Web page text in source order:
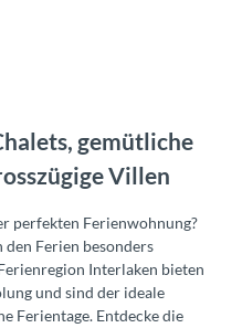
gemütliche
Villen
perfekten Ferienwohnung?
Ferien besonders
Interlaken bieten
und sind der ideale
Ferientage. Entdecke die